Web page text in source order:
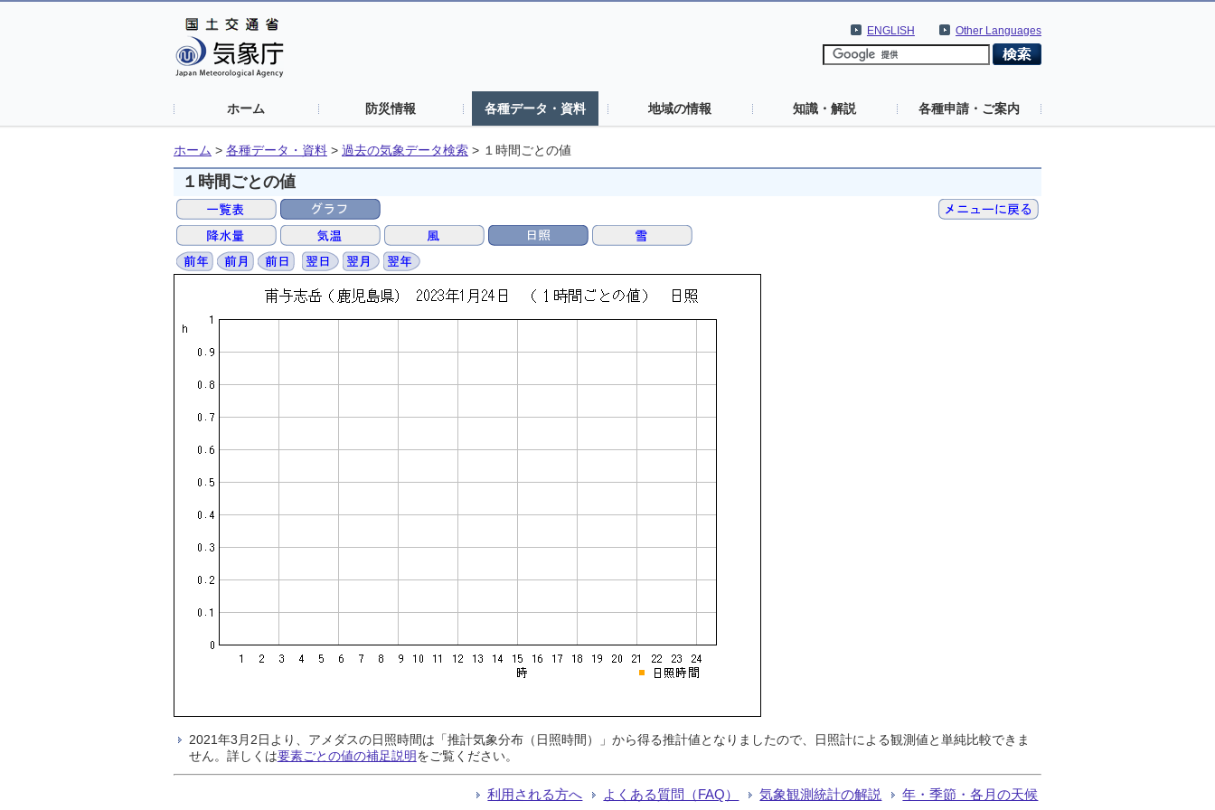
Other Languages
ENGLISH
ホーム 防災情報 各種データ・資料 地域の情報 知識・解説 各種申請・ご案内
ホーム > 各種データ・資料 > 過去の気象データ検索 > １時間ごとの値
１時間ごとの値
2021年3月2日より、アメダスの日照時間は「推計気象分布（日照時間）」から得る推計値となりましたので、日照計による観測値と単純比較できま
せん。詳しくは要素ごとの値の補足説明をご覧ください。
利用される方へ よくある質問（FAQ） 気象観測統計の解説 年・季節・各月の天候